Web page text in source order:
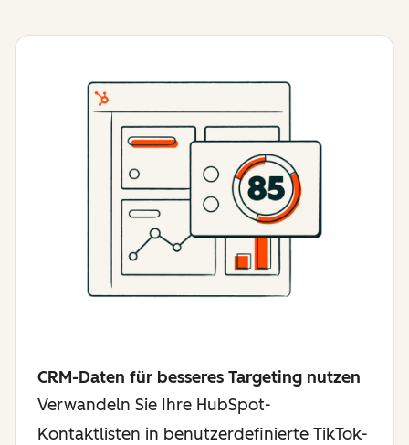
CRM-Daten für besseres Targeting nutzen
Verwandeln Sie Ihre HubSpot-
Kontaktlisten in benutzerdefinierte TikTok-